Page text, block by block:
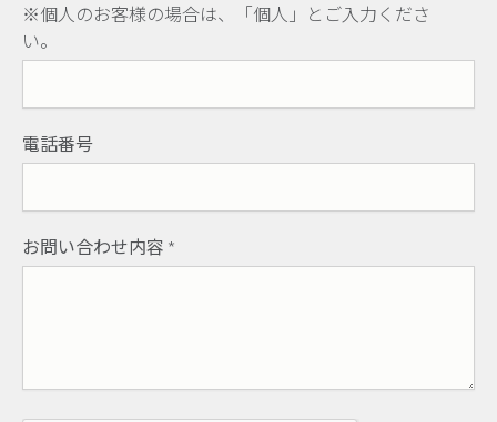
※個人のお客様の場合は、「個人」とご入力くださ
い。
電話番号
お問い合わせ内容 *